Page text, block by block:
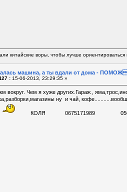
китайские воры, чтобы лучше ориентироваться
машина, а ты вдали от дома -
: 15-06-2013, 23:29:35 »
вокруг. Чем я хуже других.Гараж ,
ну и чай,
КОЛЯ 0675171989